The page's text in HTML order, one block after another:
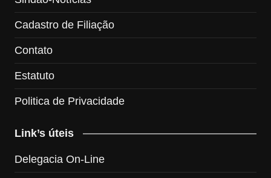
Cadastro de Filiação
Contato
Estatuto
Politica de Privacidade
Link’s úteis
Delegacia On-Line